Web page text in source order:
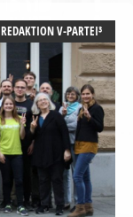
REDAKTION V-PARTEI³